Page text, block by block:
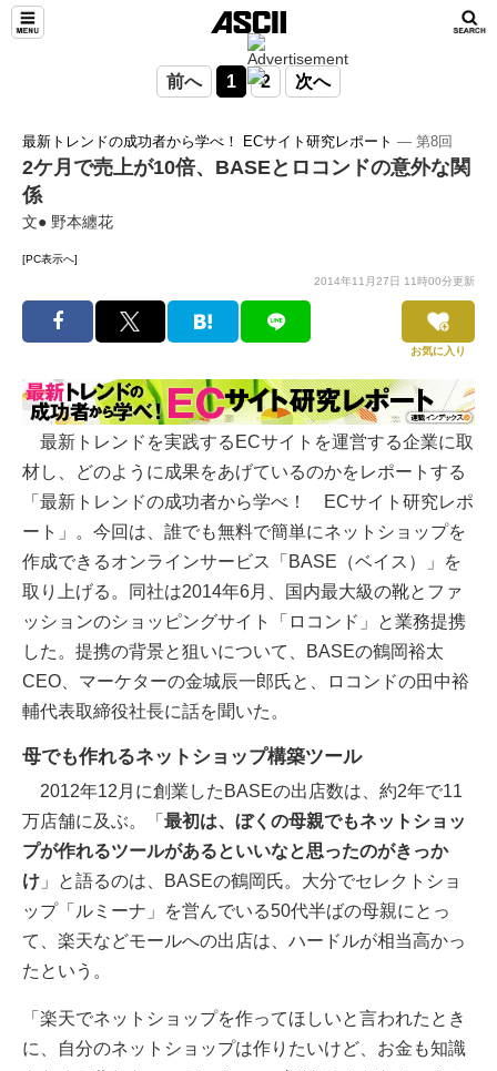
前へ 1 2 次へ
最新トレンドの成功者から学べ！ ECサイト研究レポート ― 第8回
2ケ月で売上が10倍、BASEとロコンドの意外な関
係
文● 野本纏花
[PC表示へ]
2014年11月27日 11時00分更新
お気に入り
最新トレンドを実践するECサイトを運営する企業に取
材し、どのように成果をあげているのかをレポートする
「最新トレンドの成功者から学べ！ ECサイト研究レポ
ート」。今回は、誰でも無料で簡単にネットショップを
作成できるオンラインサービス「BASE（ベイス）」を
取り上げる。同社は2014年6月、国内最大級の靴とファ
ッションのショッピングサイト「ロコンド」と業務提携
した。提携の背景と狙いについて、BASEの鶴岡裕太
CEO、マーケターの金城辰一郎氏と、ロコンドの田中裕
輔代表取締役社長に話を聞いた。
母でも作れるネットショップ構築ツール
2012年12月に創業したBASEの出店数は、約2年で11
万店舗に及ぶ。「 最初は、ぼくの母親でもネットショッ
プが作れるツールがあるといいなと思ったのがきっか
け 」と語るのは、BASEの鶴岡氏。大分でセレクトショ
ップ「ルミーナ」を営んでいる50代半ばの母親にとっ
て、楽天などモールへの出店は、ハードルが相当高かっ
たという。
「楽天でネットショップを作ってほしいと言われたとき
に、自分のネットショップは作りたいけど、お金も知識